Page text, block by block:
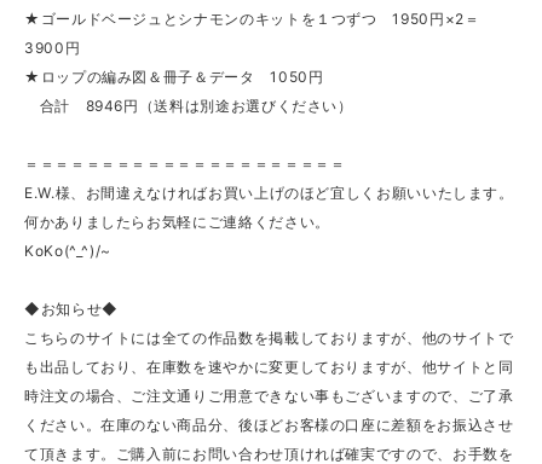
★ゴールドベージュとシナモンのキットを１つずつ 1950円×2＝
3900円
★ロップの編み図＆冊子＆データ 1050円
合計 8946円（送料は別途お選びください）
＝＝＝＝＝＝＝＝＝＝＝＝＝＝＝＝＝＝＝＝＝
E.W.様、お間違えなければお買い上げのほど宜しくお願いいたします。
何かありましたらお気軽にご連絡ください。
KoKo(^_^)/~
◆お知らせ◆
こちらのサイトには全ての作品数を掲載しておりますが、他のサイトで
も出品しており、在庫数を速やかに変更しておりますが、他サイトと同
時注文の場合、ご注文通りご用意できない事もございますので、ご了承
ください。在庫のない商品分、後ほどお客様の口座に差額をお振込させ
て頂きます。ご購入前にお問い合わせ頂ければ確実ですので、お手数を